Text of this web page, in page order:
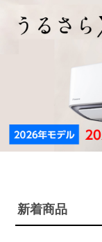
新着商品